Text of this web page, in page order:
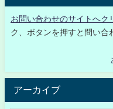
お問い合わせのサイトへク
ク、ボタンを押すと問い合
アーカイブ